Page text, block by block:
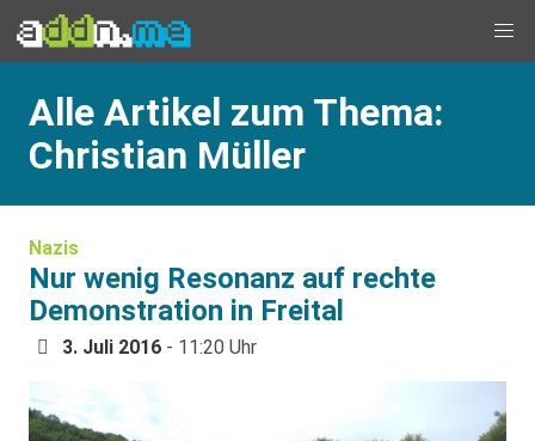
Alle Artikel zum Thema:
Christian Müller
Nazis
Nur wenig Resonanz auf rechte
Demonstration in Freital
3. Juli 2016 - 11:20 Uhr